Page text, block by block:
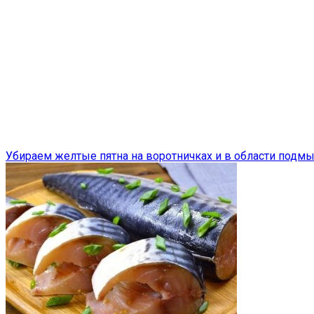
Убираем желтые пятна на воротничках и в области